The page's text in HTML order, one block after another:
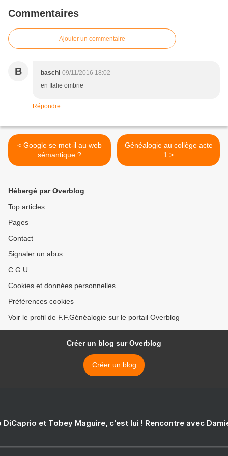
Commentaires
Ajouter un commentaire
B baschi 09/11/2016 18:02
en Italie ombrie
Répondre
< Google se met-il au web
sémantique ?
Généalogie au collège acte
1 >
Hébergé par Overblog
Top articles
Pages
Contact
Signaler un abus
C.G.U.
Cookies et données personnelles
Préférences cookies
Voir le profil de F.F.Généalogie sur le portail Overblog
Créer un blog sur Overblog
Créer un blog
DiCaprio et Tobey Maguire, c'est lui ! Rencontre avec